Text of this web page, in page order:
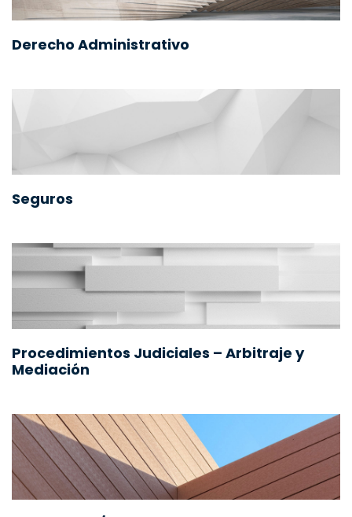
Derecho Administrativo
Seguros
Procedimientos Judiciales – Arbitraje y
Mediación